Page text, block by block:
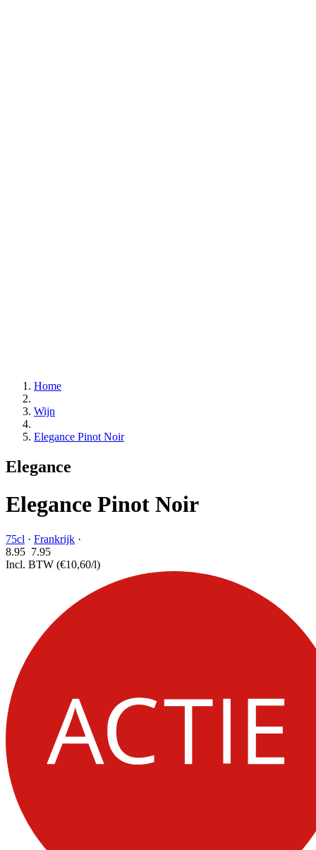
Home
Wijn
Elegance Pinot Noir
Elegance
Elegance Pinot Noir
75cl · Frankrijk ·
8.95 7.95
Incl. BTW (€10,60/l)